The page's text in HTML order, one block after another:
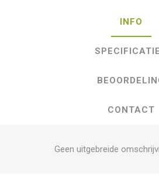
INFO
CONTACT
Geen uitgebreide